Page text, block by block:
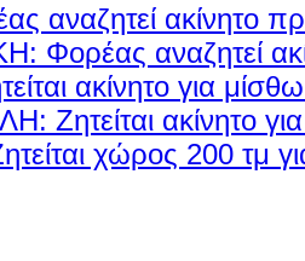
αναζητεί ακίνητο
αναζητεί
ακίνητο για
ακίνητο
χώρος 200 τμ